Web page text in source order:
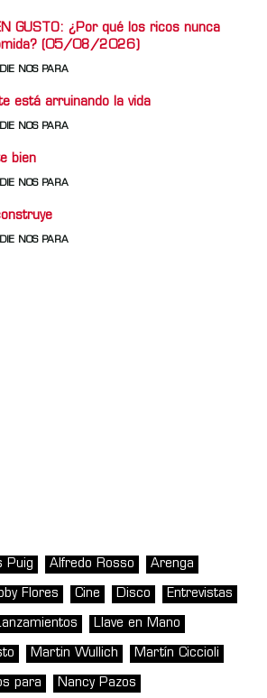
GUSTO: ¿Por qué los ricos nunca
(05/08/2026)
NOS PARA
está arruinando la vida
NOS PARA
bien
NOS PARA
NOS PARA
Puig Alfredo Rosso Arenga
Flores Cine Disco Entrevistas
Llave en Mano
Martin Wullich Martín Ciccioli
para Nancy Pazos